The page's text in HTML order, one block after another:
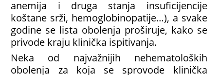
anemija i druga stanja insuficijencije
koštane srži, hemoglobinopatije…), a svake
godine se lista obolenja proširuje, kako se
privode kraju klinička ispitivanja.
Neka od najvažnijih nehematoloških
obolenja za koja se sprovode klinička